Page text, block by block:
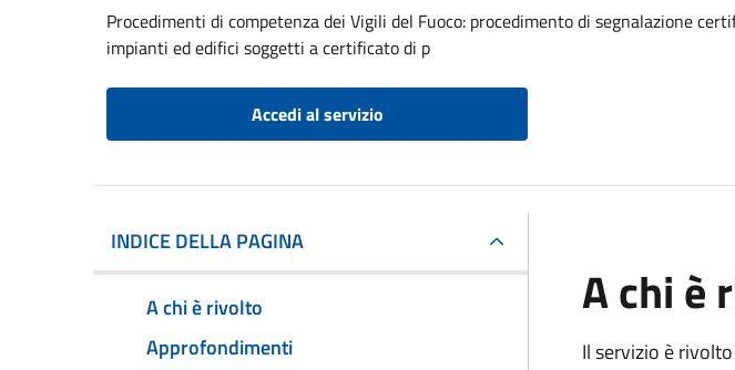
Procedimenti di competenza dei Vigili del Fuoco: procedimento di segnalazione
impianti ed edifici soggetti a certificato di p
Accedi al servizio
INDICE DELLA PAGINA
A chi è rivolto
Approfondimenti
A chi è
Il servizio è